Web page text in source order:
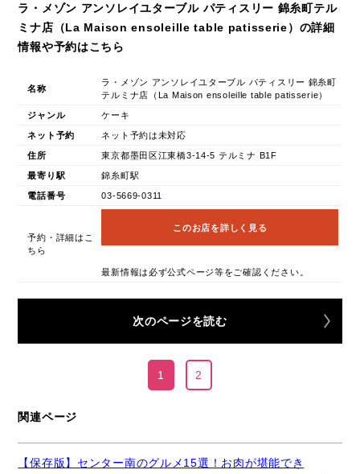
ラ・メゾン アンソレイユターブル パティスリー 錦糸町テル
ミナ店（La Maison ensoleille table patisserie）の詳細
情報や予約はこちら
名称
ラ・メゾン アンソレイユターブル パティスリー 錦糸町
テルミナ店（La Maison ensoleille table patisserie）
ジャンル ケーキ
ネット予約 ネット予約は未対応
住所 東京都墨田区江東橋3-14-5 テルミナ B1F
最寄り駅 錦糸町駅
電話番号 03-5669-0311
予約・詳細はこ
ちら
このお店を詳しく見る
最新情報は必ず公式ページ等をご確認ください。
次のページを読む
1 2
関連ページ
【保存版】センター南のグルメ15選！お肉が堪能でき